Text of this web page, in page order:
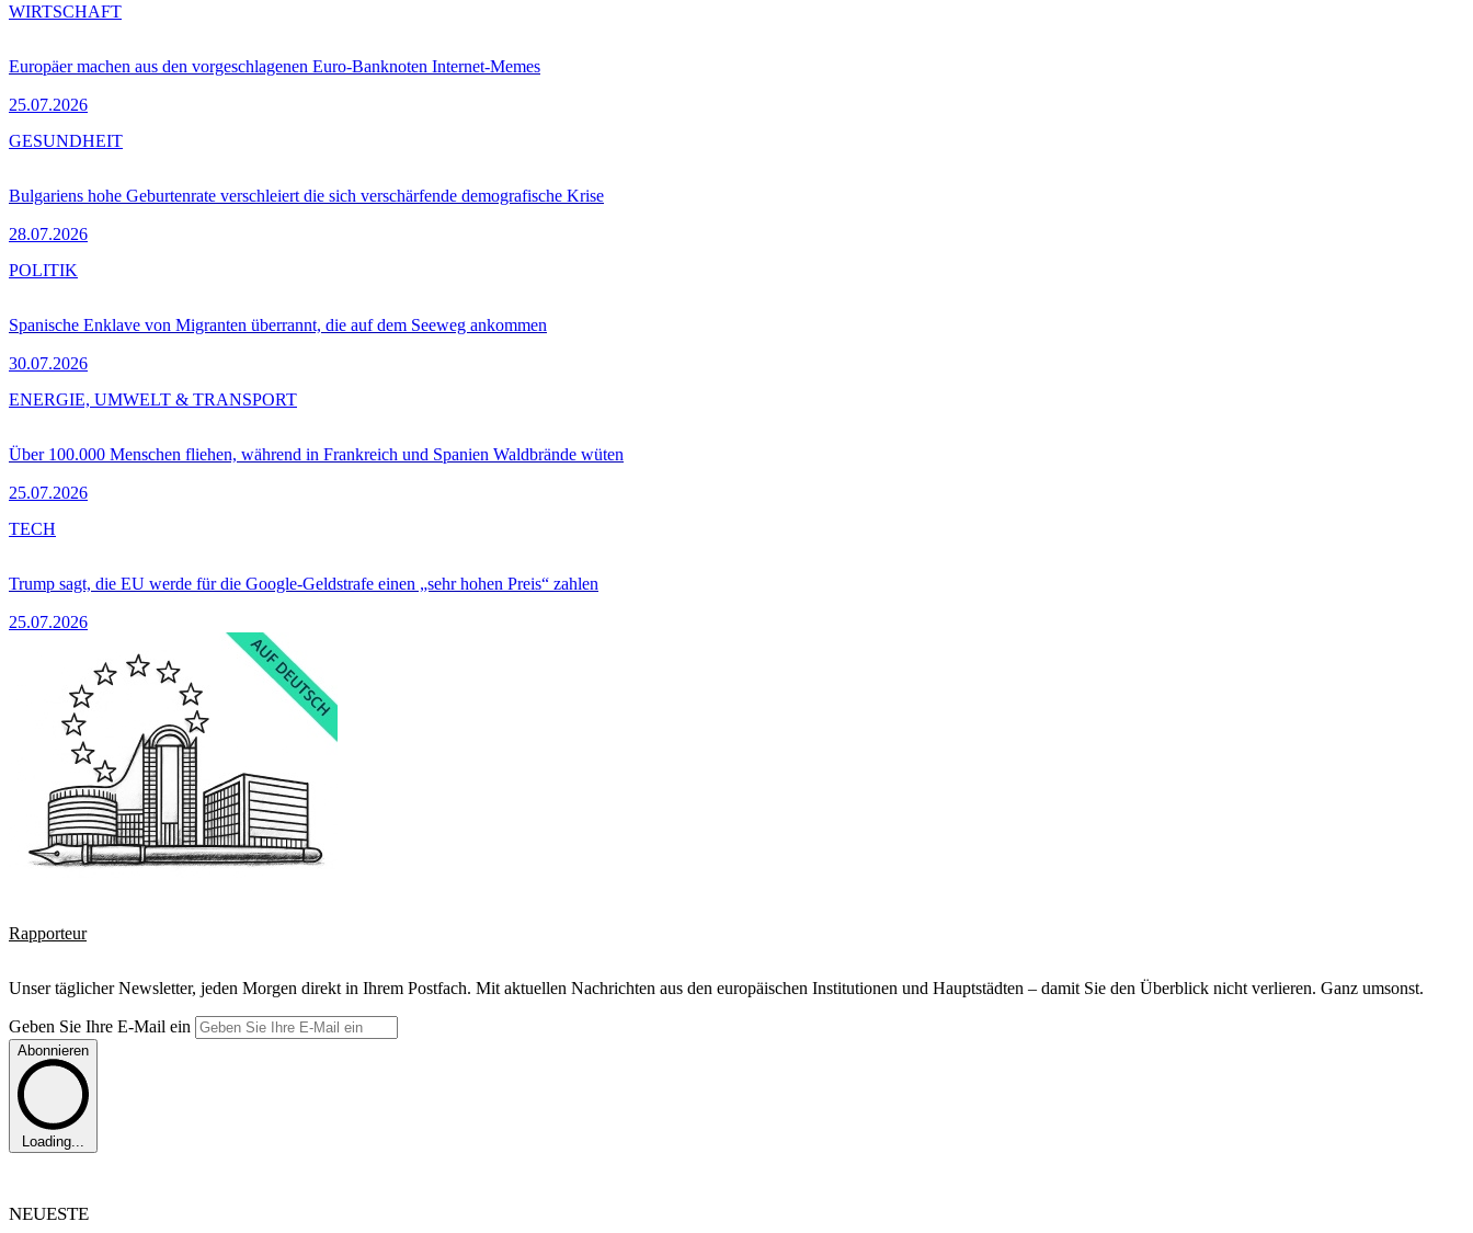
Europäer machen aus den vorgeschlagenen Euro-Banknoten Internet-Memes
25.07.2026
WIRTSCHAFT
Bulgariens hohe Geburtenrate verschleiert die sich verschärfende demografische Krise
28.07.2026
GESUNDHEIT
Spanische Enklave von Migranten überrannt, die auf dem Seeweg ankommen
30.07.2026
POLITIK
Über 100.000 Menschen fliehen, während in Frankreich und Spanien Waldbrände wüten
25.07.2026
ENERGIE, UMWELT & TRANSPORT
Trump sagt, die EU werde für die Google-Geldstrafe einen „sehr hohen Preis“ zahlen
25.07.2026
TECH
Rapporteur
Unser täglicher Newsletter, jeden Morgen direkt in Ihrem Postfach. Mit aktuellen Nachrichten aus den europäischen Institutionen und Hauptstädten – damit Sie den Überblick nicht verlieren. Ganz umsonst.
Geben Sie Ihre E-Mail ein
Abonnieren
Loading...
NEUESTE